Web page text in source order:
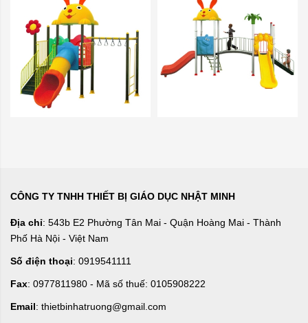
CÔNG TY TNHH THIẾT BỊ GIÁO DỤC NHẬT MINH
Địa chỉ: 543b E2 Phường Tân Mai - Quận Hoàng Mai - Thành
Phố Hà Nội - Việt Nam
Số điện thoại: 0919541111
Fax: 0977811980 - Mã số thuế: 0105908222
Email: thietbinhatruong@gmail.com